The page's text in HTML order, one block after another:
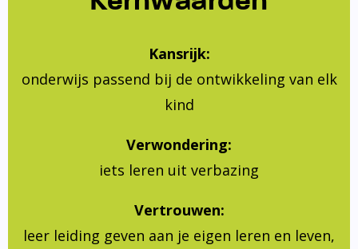
Kansrijk:
onderwijs passend bij de ontwikkeling van elk
kind
Verwondering:
iets leren uit verbazing
Vertrouwen:
leer leiding geven aan je eigen leren en leven,